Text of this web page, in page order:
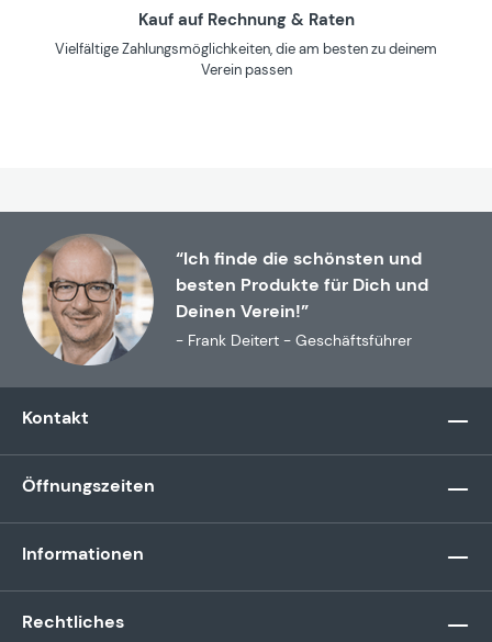
Kauf auf Rechnung & Raten
Vielfältige Zahlungsmöglichkeiten, die am besten zu deinem
Verein passen
“Ich finde die schönsten und
besten Produkte für Dich und
Deinen Verein!”
- Frank Deitert - Geschäftsführer
Kontakt
Öffnungszeiten
Informationen
Rechtliches